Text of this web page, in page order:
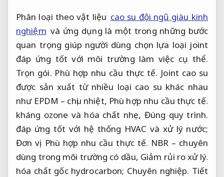
Phân loại theo vật liệu cao su đội ngũ giàu kinh
nghiệm và ứng dụng là một trong những bước
quan trọng giúp người dùng chọn lựa loại joint
đáp ứng tốt với môi trường làm việc cụ thể.
Trọn gói. Phù hợp nhu cầu thực tế. Joint cao su
được sản xuất từ nhiều loại cao su khác nhau
như EPDM – chịu nhiệt, Phù hợp nhu cầu thực tế.
kháng ozone và hóa chất nhẹ, Đúng quy trình.
đáp ứng tốt với hệ thống HVAC và xử lý nước;
Đơn vị. Phù hợp nhu cầu thực tế. NBR – chuyên
dùng trong môi trường có dầu, Giảm rủi ro xử lý.
hóa chất gốc hydrocarbon; Chuyên nghiệp. Tiết